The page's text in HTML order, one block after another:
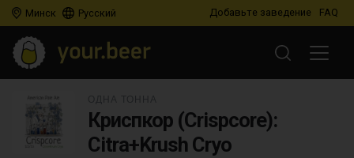
Минск Русский Добавьте заведение FAQ
Криспкор (Crispcore):
Citra+Krush Cryo